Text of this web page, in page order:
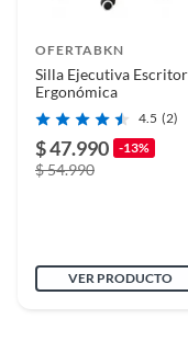
OFERTABKN
Silla Ejecutiva
Ergonómica
4.5 (2)
$ 47.990 -13%
$ 54.990
VER PRODUCTO